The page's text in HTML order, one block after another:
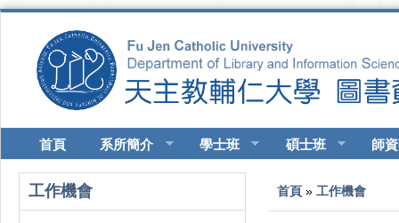
首頁 系所簡介 學士班 碩士班 師
工作機會 您在這裡
首頁» 工作機會